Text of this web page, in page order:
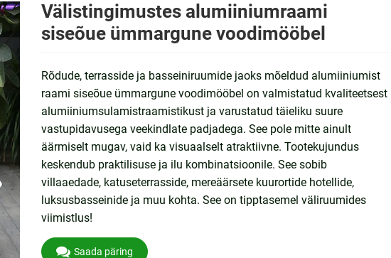
Välistingimustes alumiiniumraami
siseõue ümmargune voodimööbel
Rõdude, terrasside ja basseiniruumide jaoks mõeldud alumiiniumist
raami siseõue ümmargune voodimööbel on valmistatud kvaliteetsest
alumiiniumsulamistraamistikust ja varustatud täieliku suure
vastupidavusega veekindlate padjadega. See pole mitte ainult
äärmiselt mugav, vaid ka visuaalselt atraktiivne. Tootekujundus
keskendub praktilisuse ja ilu kombinatsioonile. See sobib
villaaedade, katuseterrasside, mereäärsete kuurortide hotellide,
luksusbasseinide ja muu kohta. See on tipptasemel väliruumides
viimistlus!
Saada päring